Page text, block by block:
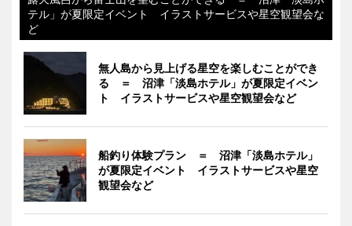
テル」が夏限定イベント イラストサービスや星空観望会な
ど
無人島から見上げる星空を楽しむことができ
る ＝ 沼津「淡島ホテル」が夏限定イベン
ト イラストサービスや星空観望会など
船釣り体験プラン ＝ 沼津「淡島ホテル」
が夏限定イベント イラストサービスや星空
観望会など